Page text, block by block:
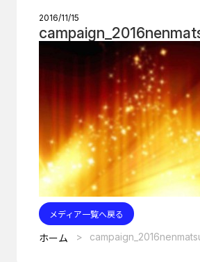
2016/11/15
メディア一覧へ戻る
ホーム